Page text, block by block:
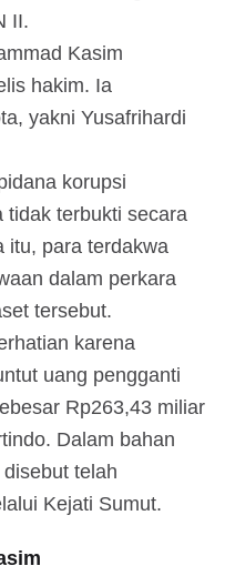
II.
Kasim
hakim. Ia
yakni Yusafrihardi
korupsi
tidak terbukti secara
itu, para terdakwa
dalam perkara
tersebut.
karena
uang pengganti
Rp263,43 miliar
Dalam bahan
telah
Kejati Sumut.